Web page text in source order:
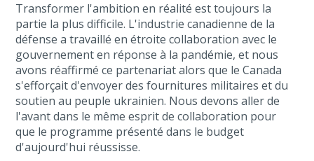
Transformer l'ambition en réalité est toujours la
partie la plus difficile. L'industrie canadienne de la
défense a travaillé en étroite collaboration avec le
gouvernement en réponse à la pandémie, et nous
avons réaffirmé ce partenariat alors que le Canada
s'efforçait d'envoyer des fournitures militaires et du
soutien au peuple ukrainien. Nous devons aller de
l'avant dans le même esprit de collaboration pour
que le programme présenté dans le budget
d'aujourd'hui réussisse.